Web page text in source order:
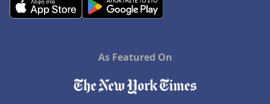
As Featured On